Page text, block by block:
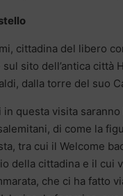
cittadina del libero
sito dell’antica città
dalla torre del suo
in questa visita
di come la
tra cui il Welcome
della cittadina e il cui
che ci ha fatto